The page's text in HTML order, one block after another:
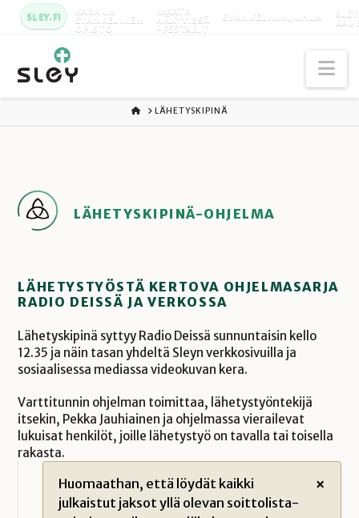
SLEY.FI KARKUN
EVANKELINEN
OPISTO
MAATA
NÄKYVISSÄ
-FESTARIT
EVANKELIUMIJUHLA
ETUSIVU
LÄHETYSKIPINÄ
LÄHETYSKIPINÄ-OHJELMA
LÄHETYSTYÖSTÄ KERTOVA OHJELMASARJA
RADIO DEISSÄ JA VERKOSSA
Lähetyskipinä syttyy Radio Deissä sunnuntaisin kello
12.35 ja näin tasan yhdeltä Sleyn verkkosivuilla ja
sosiaalisessa mediassa videokuvan kera.
Varttitunnin ohjelman toimittaa, lähetystyöntekijä
itsekin, Pekka Jauhiainen ja ohjelmassa vierailevat
lukuisat henkilöt, joille lähetystyö on tavalla tai toisella
rakasta.
×
Huomaathan, että löydät kaikki
julkaistut jaksot yllä olevan soittolista-